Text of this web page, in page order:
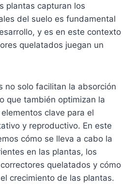
plantas capturan los
del suelo es fundamental
y es en este contexto
quelatados juegan un
no solo facilitan la absorción
que también optimizan la
clave para el
y reproductivo. En este
cómo se lleva a cabo la
en las plantas, los
quelatados y cómo
crecimiento de las plantas.